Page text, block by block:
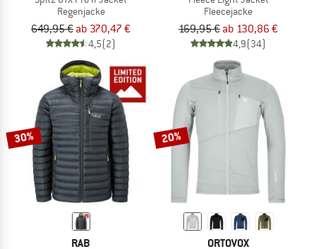
Regenjacke
649,95 € ab 370,47 €
4,5(2)
Fleecejacke
169,95 € ab 130,86 €
4,9(34)
30%
RAB
20%
ORTOVOX